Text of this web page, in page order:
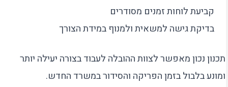
קביעת לוחות זמנים מסודרים
בדיקת גישה למשאית ולמנוף במידת הצורך
תכנון נכון מאפשר לצוות ההובלה לעבוד בצורה יעילה יותר
ומונע בלבול בזמן הפריקה והסידור במשרד החדש.